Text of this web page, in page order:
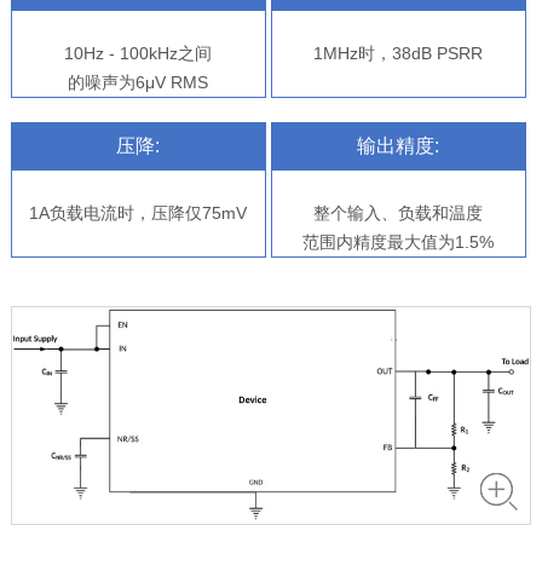
10Hz - 100kHz之间
的噪声为6μV RMS
1MHz时，38dB PSRR
压降:
1A负载电流时，压降仅75mV
输出精度:
整个输入、负载和温度
范围内精度最大值为1.5%